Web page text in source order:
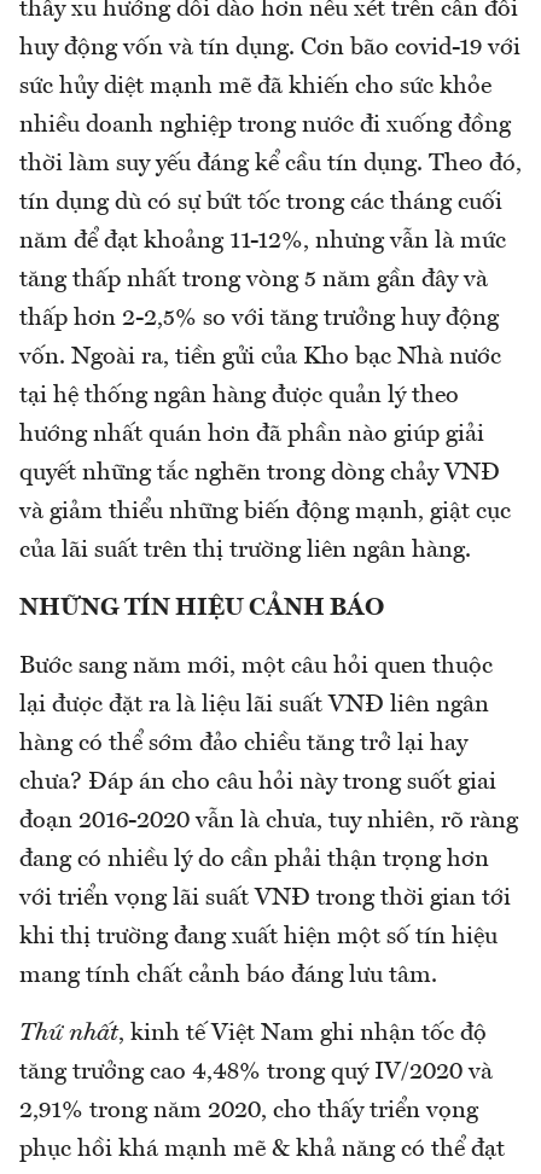
thấy xu hướng dồi dào hơn nếu xét trên cân đối
huy động vốn và tín dụng. Cơn bão covid-19 với
sức hủy diệt mạnh mẽ đã khiến cho sức khỏe
nhiều doanh nghiệp trong nước đi xuống đồng
thời làm suy yếu đáng kể cầu tín dụng. Theo đó,
tín dụng dù có sự bứt tốc trong các tháng cuối
năm để đạt khoảng 11-12%, nhưng vẫn là mức
tăng thấp nhất trong vòng 5 năm gần đây và
thấp hơn 2-2,5% so với tăng trưởng huy động
vốn. Ngoài ra, tiền gửi của Kho bạc Nhà nước
tại hệ thống ngân hàng được quản lý theo
hướng nhất quán hơn đã phần nào giúp giải
quyết những tắc nghẽn trong dòng chảy VNĐ
và giảm thiểu những biến động mạnh, giật cục
của lãi suất trên thị trường liên ngân hàng.
NHỮNG TÍN HIỆU CẢNH BÁO
Bước sang năm mới, một câu hỏi quen thuộc
lại được đặt ra là liệu lãi suất VNĐ liên ngân
hàng có thể sớm đảo chiều tăng trở lại hay
chưa? Đáp án cho câu hỏi này trong suốt giai
đoạn 2016-2020 vẫn là chưa, tuy nhiên, rõ ràng
đang có nhiều lý do cần phải thận trọng hơn
với triển vọng lãi suất VNĐ trong thời gian tới
khi thị trường đang xuất hiện một số tín hiệu
mang tính chất cảnh báo đáng lưu tâm.
Thứ nhất, kinh tế Việt Nam ghi nhận tốc độ
tăng trưởng cao 4,48% trong quý IV/2020 và
2,91% trong năm 2020, cho thấy triển vọng
phục hồi khá mạnh mẽ & khả năng có thể đạt